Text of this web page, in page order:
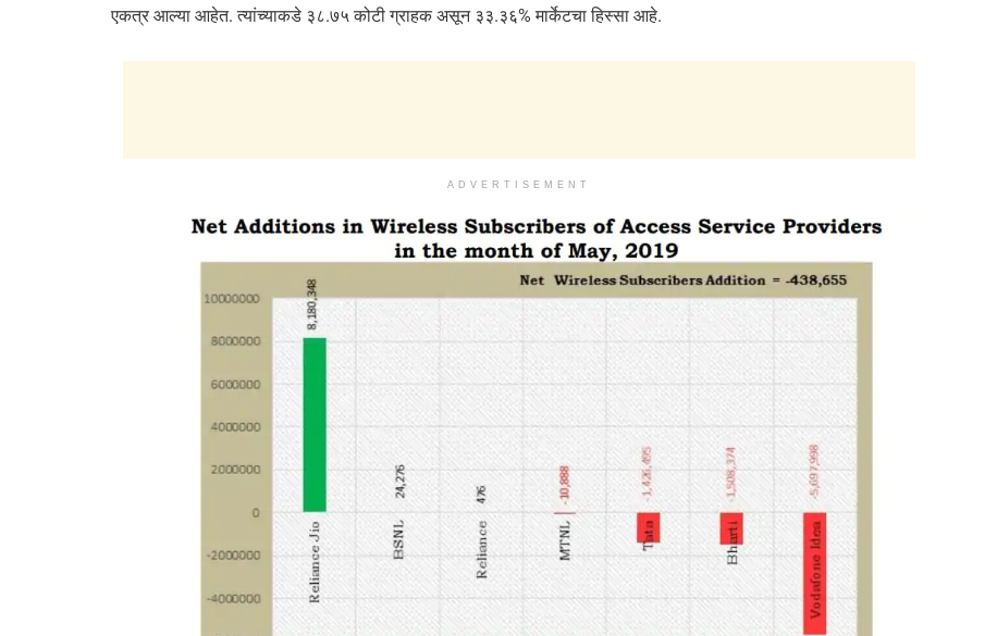
एकत्र आल्या आहेत. त्यांच्याकडे ३८.७५ कोटी ग्राहक असून ३३.३६% मार्केटचा हिस्सा आहे.
ADVERTISEMENT